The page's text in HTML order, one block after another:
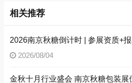
相关推荐
2026/08/04
金秋十月行业盛会 南京秋糖包装展